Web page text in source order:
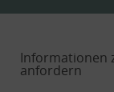
Skip
content
Informationen
anfordern